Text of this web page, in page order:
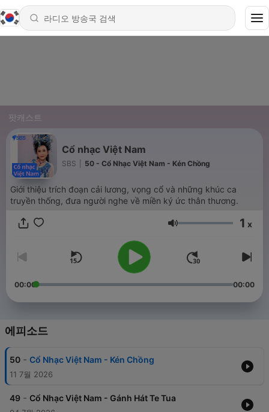
팟캐스트
Cổ nhạc Việt Nam
SBS 50 - Cổ Nhạc Việt Nam - Kén Chồng
Giới thiệu trích đoạn cải lương, vọng cổ và những khúc ca
truyền thống, đưa người nghe về miền ký ức thân thương.
음량 1 x
00:00 00:00
에피소드
50 - Cổ Nhạc Việt Nam - Kén Chồng
11 7월 2026
49 - Cổ Nhạc Việt Nam - Gánh Hát Te Tua